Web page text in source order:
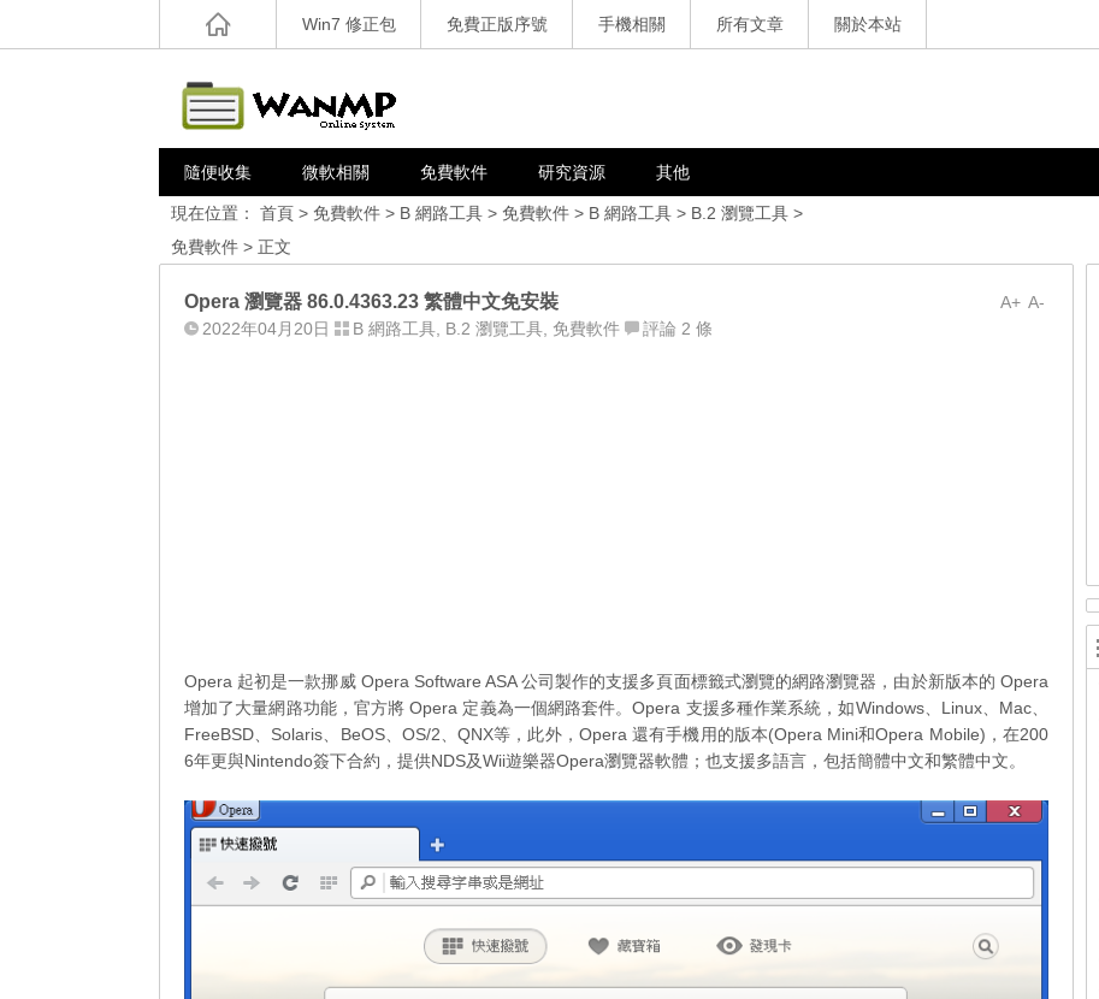
Win7 修正包 免費正版序號 手機相關 所有文章 關於本站
隨便收集 微軟相關 免費軟件 研究資源 其他
現在位置： 首頁 > 免費軟件 > B 網路工具 > 免費軟件 > B 網路工具 > B.2 瀏覽工具 >
免費軟件 > 正文
A-
A+
Opera 瀏覽器 86.0.4363.23 繁體中文免安裝
2022年04月20日 B 網路工具 B.2 瀏覽工具 免費軟件 評論 2 條
Opera 起初是一款挪威 Opera Software ASA 公司製作的支援多頁面標籤式瀏覽的網路瀏覽器，由於新版本的 Opera
增加了大量網路功能，官方將 Opera 定義為一個網路套件。Opera 支援多種作業系統，如Windows、Linux、Mac、
FreeBSD、Solaris、BeOS、OS/2、QNX等，此外，Opera 還有手機用的版本(Opera Mini和Opera Mobile)，在200
6年更與Nintendo簽下合約，提供NDS及Wii遊樂器Opera瀏覽器軟體；也支援多語言，包括簡體中文和繁體中文。